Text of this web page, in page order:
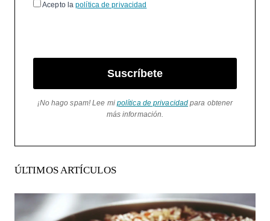
Acepto lapolítica de privacidad
Suscríbete
¡No hago spam! Lee mi política de privacidad para obtener
más información.
ÚLTIMOS ARTÍCULOS